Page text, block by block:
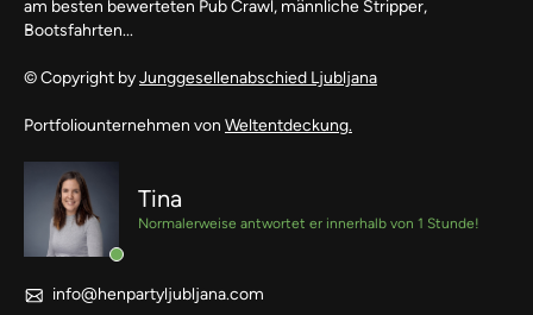
am besten bewerteten Pub Crawl, männliche Stripper,
Bootsfahrten...
© Copyright byJunggesellenabschied Ljubljana
Portfoliounternehmen von Weltentdeckung.
Tina
Normalerweise antwortet er innerhalb von 1 Stunde!
info@henpartyljubljana.com